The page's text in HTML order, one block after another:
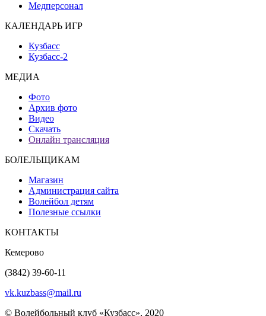
Медперсонал
КАЛЕНДАРЬ ИГР
Кузбасс
Кузбасс-2
МЕДИА
Фото
Архив фото
Видео
Скачать
Онлайн трансляция
БОЛЕЛЬЩИКАМ
Магазин
Администрация сайта
Волейбол детям
Полезные ссылки
КОНТАКТЫ
Кемерово
(3842) 39-60-11
vk.kuzbass@mail.ru
© Волейбольный клуб «Кузбасс», 2020